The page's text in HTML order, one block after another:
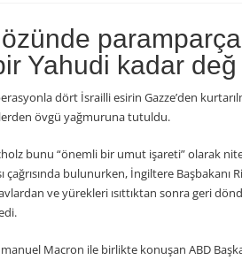
Yahudi kadar değ
dört İsrailli esirin Gazze’den
övgü yağmuruna tutuldu.
bunu “önemli bir umut işareti” olarak
çağrısında bulunurken, İngiltere Başbakanı
ve yürekleri ısıttıktan sonra geri
Macron ile birlikte konuşan ABD